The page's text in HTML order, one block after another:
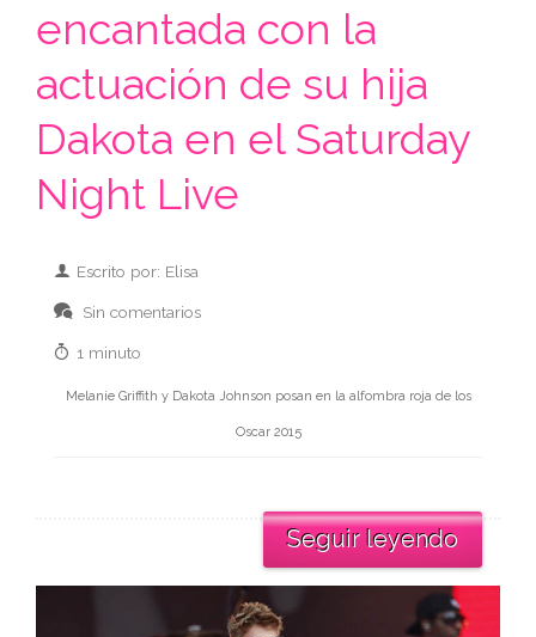
encantada con la
actuación de su hija
Dakota en el Saturday
Night Live
Escrito por: Elisa
Sin comentarios
1 minuto
Melanie Griffith y Dakota Johnson posan en la alfombra roja de los
Oscar 2015
Seguir leyendo